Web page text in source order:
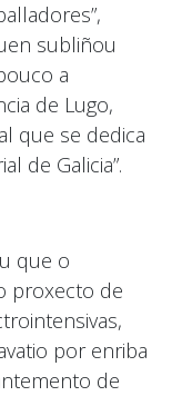
subliñou
a
de Lugo,
que se dedica
de Galicia”.
que o
proxecto de
por enriba
de